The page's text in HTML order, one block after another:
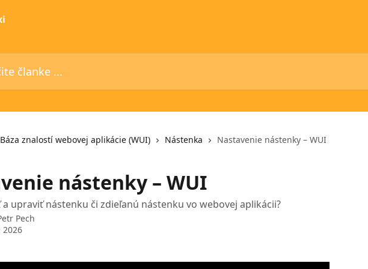
...
Báza znalostí webovej aplikácie (WUI) Nástenka Nastavenie nástenky – WUI
nástenky – WUI
upraviť nástenku či zdieľanú nástenku vo webovej aplikácii?
Pech
2026